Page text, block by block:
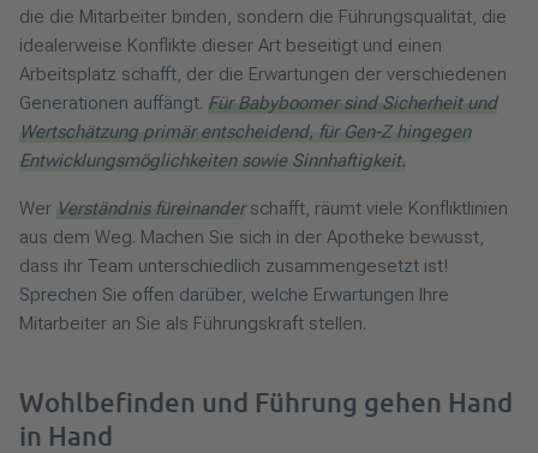
die die Mitarbeiter binden, sondern die Führungsqualität, die
idealerweise Konflikte dieser Art beseitigt und einen
Arbeitsplatz schafft, der die Erwartungen der verschiedenen
Generationen auffängt. Für Babyboomer sind Sicherheit und
Wertschätzung primär entscheidend, für Gen-Z hingegen
Entwicklungsmöglichkeiten sowie Sinnhaftigkeit.
Wer Verständnis füreinanderschafft, räumt viele Konfliktlinien
aus dem Weg. Machen Sie sich in der Apotheke bewusst,
dass ihr Team unterschiedlich zusammengesetzt ist!
Sprechen Sie offen darüber, welche Erwartungen Ihre
Mitarbeiter an Sie als Führungskraft stellen.
Wohlbefinden und Führung gehen Hand
in Hand